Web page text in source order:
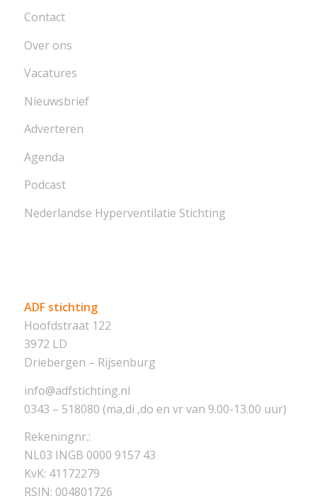
Contact
Over ons
Vacatures
Nieuwsbrief
Adverteren
Agenda
Podcast
Nederlandse Hyperventilatie Stichting
ADF stichting
Hoofdstraat 122
3972 LD
Driebergen – Rijsenburg
info@adfstichting.nl
0343 – 518080 (ma,di ,do en vr van 9.00-13.00 uur)
Rekeningnr.:
NL03 INGB 0000 9157 43
KvK: 41172279
RSIN: 004801726